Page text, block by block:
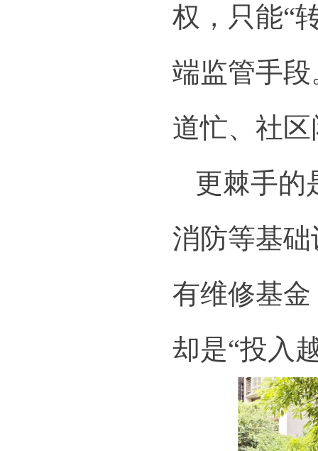
权，只能“
端监管手
道忙、社
更棘手的
消防等基
有维修基
却是“投入